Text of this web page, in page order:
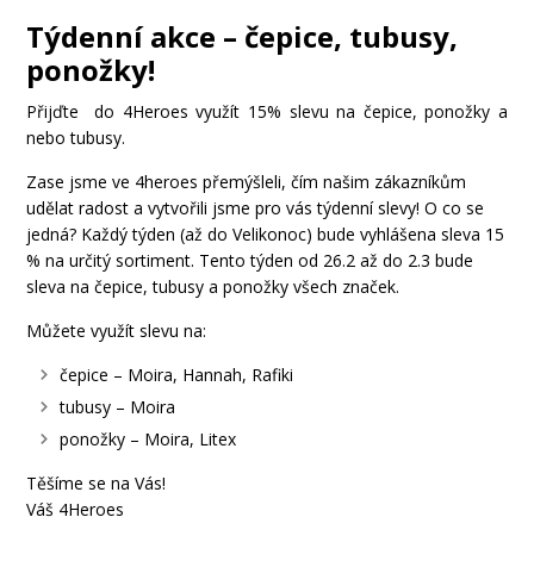
Týdenní akce – čepice, tubusy,
ponožky!
Přijďte do 4Heroes využít 15% slevu na čepice, ponožky a
nebo tubusy.
Zase jsme ve 4heroes přemýšleli, čím našim zákazníkům
udělat radost a vytvořili jsme pro vás týdenní slevy! O co se
jedná? Každý týden (až do Velikonoc) bude vyhlášena sleva 15
% na určitý sortiment. Tento týden od 26.2 až do 2.3 bude
sleva na čepice, tubusy a ponožky všech značek.
Můžete využít slevu na:
čepice – Moira, Hannah, Rafiki
tubusy – Moira
ponožky – Moira, Litex
Těšíme se na Vás!
Váš 4Heroes